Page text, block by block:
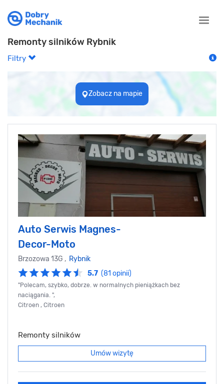
Toggle
Remonty silników Rybnik
Filtry
Zobacz na mapie
Auto Serwis Magnes-
Decor-Moto
Brzozowa 13G , Rybnik
5.7 (81 opinii)
"Polecam, szybko, dobrze. w normalnych pieniążkach bez
naciągania. ",
Citroen , Citroen
Remonty silników
Umów wizytę